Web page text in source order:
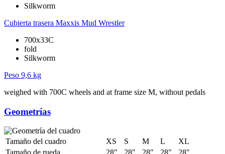
Silkworm
Cubierta trasera Maxxis Mud Wrestler
700x33C
fold
Silkworm
Peso 9,6 kg
weighed with 700C wheels and at frame size M, without pedals
Geometrías
Tamaño del cuadro XS S M L
XL